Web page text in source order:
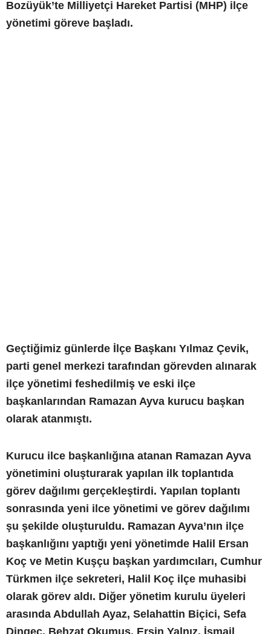
Bozüyük’te Milliyetçi Hareket Partisi (MHP) ilçe
yönetimi göreve başladı.
Geçtiğimiz günlerde İlçe Başkanı Yılmaz Çevik,
parti genel merkezi tarafından görevden alınarak
ilçe yönetimi feshedilmiş ve eski ilçe
başkanlarından Ramazan Ayva kurucu başkan
olarak atanmıştı.
Kurucu ilce başkanlığına atanan Ramazan Ayva
yönetimini oluşturarak yapılan ilk toplantıda
görev dağılımı gerçekleştirdi. Yapılan toplantı
sonrasında yeni ilce yönetimi ve görev dağılımı
şu şekilde oluşturuldu. Ramazan Ayva’nın ilçe
başkanlığını yaptığı yeni yönetimde Halil Ersan
Koç ve Metin Kuşçu başkan yardımcıları, Cumhur
Türkmen ilçe sekreteri, Halil Koç ilçe muhasibi
olarak görev aldı. Diğer yönetim kurulu üyeleri
arasında Abdullah Ayaz, Selahattin Biçici, Sefa
Dingeç, Behzat Okumuş, Ersin Yalnız, İsmail